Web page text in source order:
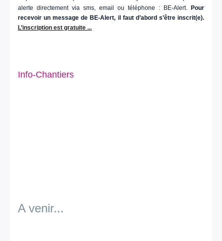
alerte directement via sms, email ou téléphone : BE-Alert.
Pour
recevoir un message de BE-Alert, il faut d’abord s’être inscrit(e).
L’inscription est gratuite ...
Info-Chantiers
A venir...